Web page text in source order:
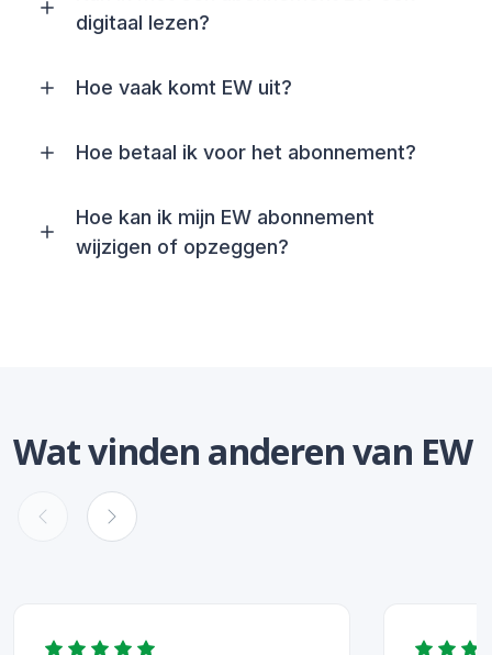
digitaal lezen?
Hoe vaak komt EW uit?
Hoe betaal ik voor het abonnement?
Hoe kan ik mijn EW abonnement
wijzigen of opzeggen?
Wat vinden anderen van EW